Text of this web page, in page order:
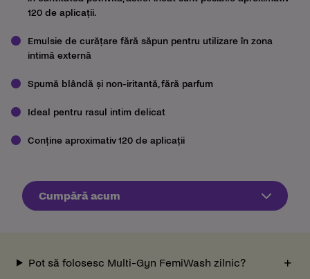
120 de aplicații.
Emulsie de curățare fără săpun pentru utilizare în zona
intimă externă
Spumă blândă și non-iritantă, fără parfum
Ideal pentru rasul intim delicat
Conține aproximativ 120 de aplicații
Cumpără acum
Pot să folosesc Multi-Gyn FemiWash zilnic?